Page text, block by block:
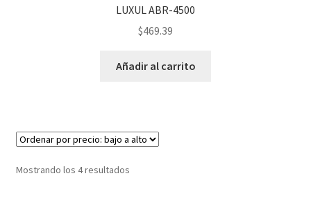
LUXUL ABR-4500
$469.39
Añadir al carrito
Mostrando los 4 resultados